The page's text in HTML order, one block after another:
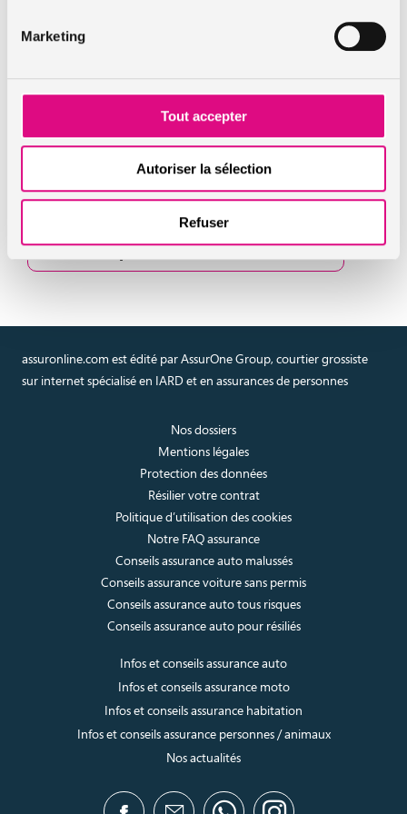
Marketing
Tout accepter
Autoriser la sélection
Refuser
Changer d’assurance plus simplement avec la loi
Intempéries dans le sud-est de la France : la question
Assurance habitation : tout savoir afin de bien s’assurer
lorsque l’on possède des biens de valeur
En savoir plus sur l'assurance
prêt immobilier
assuronline.com est édité par AssurOne Group, courtier grossiste
sur internet spécialisé en IARD et en assurances de personnes
Nos dossiers
Mentions légales
Protection des données
Résilier votre contrat
Politique d’utilisation des cookies
Notre FAQ assurance
Conseils assurance auto malussés
Conseils assurance voiture sans permis
Conseils assurance auto tous risques
Conseils assurance auto pour résiliés
Infos et conseils assurance auto
Infos et conseils assurance moto
Infos et conseils assurance habitation
Infos et conseils assurance personnes / animaux
Nos actualités